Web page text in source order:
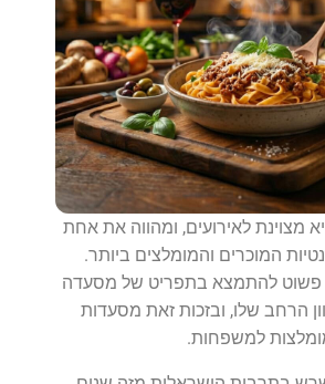
מצוינת לאירועים, ומהווה את אחת
המוכרים והמומלצים ביותר.
פשוט להתמצא בתפריט של מסעדה
הרחב שלו, ובזכות זאת מסעדות
למשפחות.